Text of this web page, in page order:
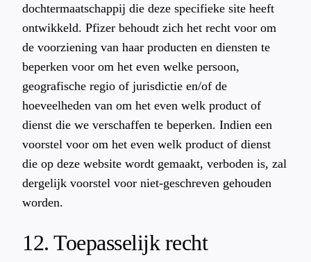
dochtermaatschappij die deze specifieke site heeft
ontwikkeld. Pfizer behoudt zich het recht voor om
de voorziening van haar producten en diensten te
beperken voor om het even welke persoon,
geografische regio of jurisdictie en/of de
hoeveelheden van om het even welk product of
dienst die we verschaffen te beperken. Indien een
voorstel voor om het even welk product of dienst
die op deze website wordt gemaakt, verboden is, zal
dergelijk voorstel voor niet-geschreven gehouden
worden.
12. Toepasselijk recht